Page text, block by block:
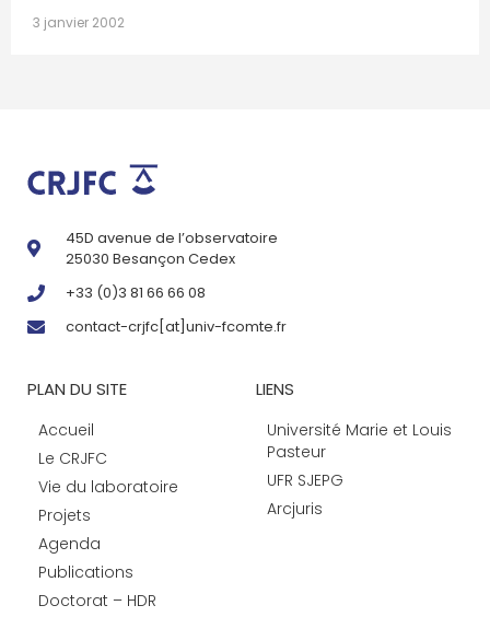
3 janvier 2002
45D avenue de l’observatoire
25030 Besançon Cedex
+33 (0)3 81 66 66 08
contact-crjfc[at]univ-fcomte.fr
PLAN DU SITE
Accueil
Le CRJFC
Vie du laboratoire
Projets
Agenda
Publications
Doctorat – HDR
LIENS
Université Marie et Louis
Pasteur
UFR SJEPG
Arcjuris